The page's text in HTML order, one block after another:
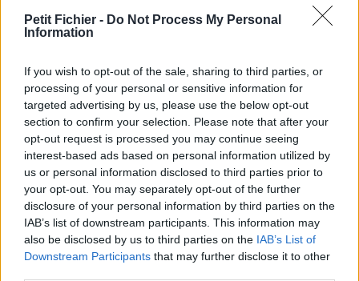
Petit Fichier - Do Not Process My Personal
Information
If you wish to opt-out of the sale, sharing to third parties, or
processing of your personal or sensitive information for
targeted advertising by us, please use the below opt-out
section to confirm your selection. Please note that after your
opt-out request is processed you may continue seeing
interest-based ads based on personal information utilized by
us or personal information disclosed to third parties prior to
your opt-out. You may separately opt-out of the further
disclosure of your personal information by third parties on the
IAB’s list of downstream participants. This information may
also be disclosed by us to third parties on the IAB’s List of
Downstream Participants that may further disclose it to other